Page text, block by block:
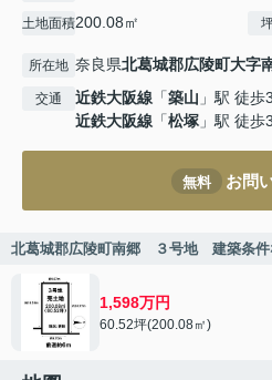
土地面積200.08㎡
所在地 奈良県北葛城郡広陵町大字
交通 近鉄大阪線 「築山 」駅 徒歩
近鉄大阪線 「松塚 」駅 徒歩
無料 お問
北葛城郡広陵町南郷 ３号地 建築条件
1,598万円
60.52坪(200.08㎡)